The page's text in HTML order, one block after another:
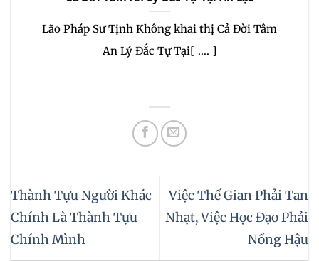
Lão Pháp Sư Tịnh Không khai thị Cả Đời Tâm
An Lý Đắc Tự Tại[ .... ]
Thành Tựu Người Khác
Chính Là Thành Tựu
Chính Mình
Việc Thế Gian Phải Tan
Nhạt, Việc Học Đạo Phải
Nồng Hậu